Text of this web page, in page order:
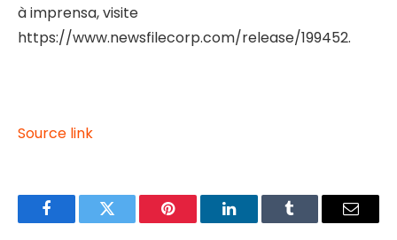
à imprensa, visite
https://www.newsfilecorp.com/release/199452.
Source link
FacebookTwitter Pinterest LinkedInTumblr Email